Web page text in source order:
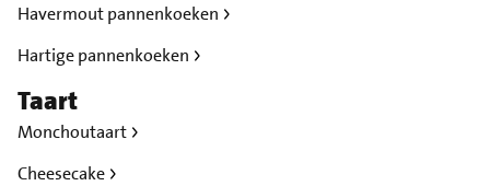
Havermout pannenkoeken
Hartige pannenkoeken
Taart
Monchoutaart
Cheesecake